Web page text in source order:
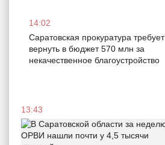
14:02
Саратовская прокуратура требует
вернуть в бюджет 570 млн за
некачественное благоустройство
13:43